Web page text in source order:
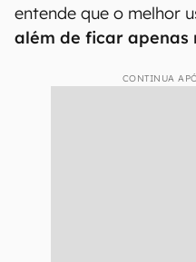
entende que o melhor
além de ficar apenas
CONTINUA